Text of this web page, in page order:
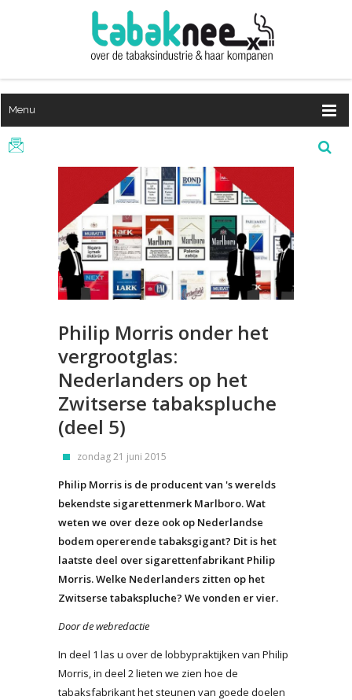
Menu
Philip Morris onder het
vergrootglas:
Nederlanders op het
Zwitserse tabakspluche
(deel 5)
zondag 21 juni 2015
Philip Morris is de producent van 's werelds
bekendste sigarettenmerk Marlboro. Wat
weten we over deze ook op Nederlandse
bodem opererende tabaksgigant? Dit is het
laatste deel over sigarettenfabrikant Philip
Morris. Welke Nederlanders zitten op het
Zwitserse tabakspluche? We vonden er vier.
Door de webredactie
In deel 1 las u over de lobbypraktijken van Philip
Morris, in deel 2 lieten we zien hoe de
tabaksfabrikant het steunen van goede doelen